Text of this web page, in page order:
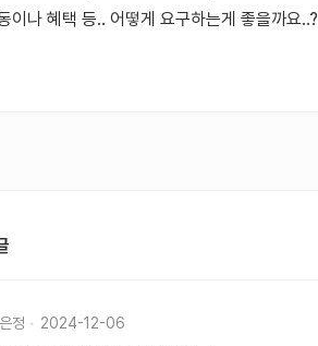
이나 혜택 등.. 어떻게 요구하는게 좋을까요..?
정 2024-12-06